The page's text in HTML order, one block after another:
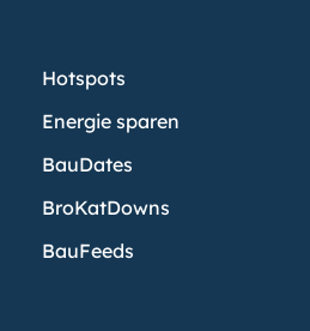
Hotspots
Energie sparen
BauDates
BroKatDowns
BauFeeds